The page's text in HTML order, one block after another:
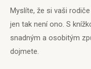
Myslíte, že si vaši
jen tak není ono. S
snadným a osobitým
dojmete.